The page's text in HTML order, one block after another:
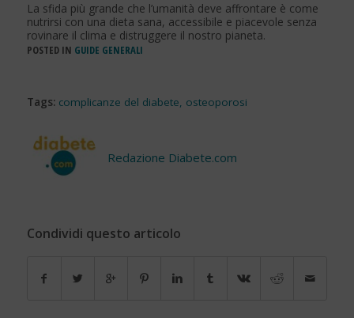
La sfida più grande che l’umanità deve affrontare è come
nutrirsi con una dieta sana, accessibile e piacevole senza
rovinare il clima e distruggere il nostro pianeta.
POSTED IN GUIDE GENERALI
Tags: complicanze del diabete, osteoporosi
Redazione Diabete.com
Condividi questo articolo